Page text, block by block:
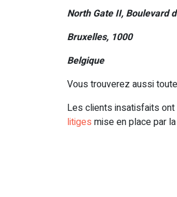
North Gate II, Boulevard
Bruxelles, 1000
Belgique
Vous trouverez aussi
Les clients insatisfaits
litiges mise en place par